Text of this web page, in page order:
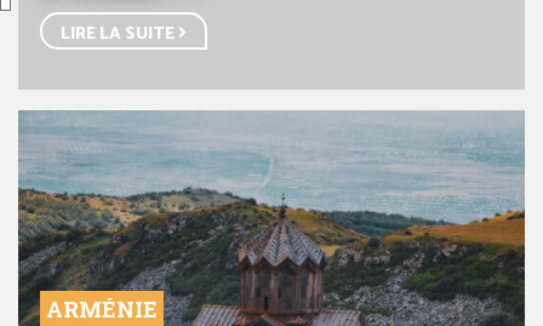
LIRE LA SUITE
ARMÉNIE